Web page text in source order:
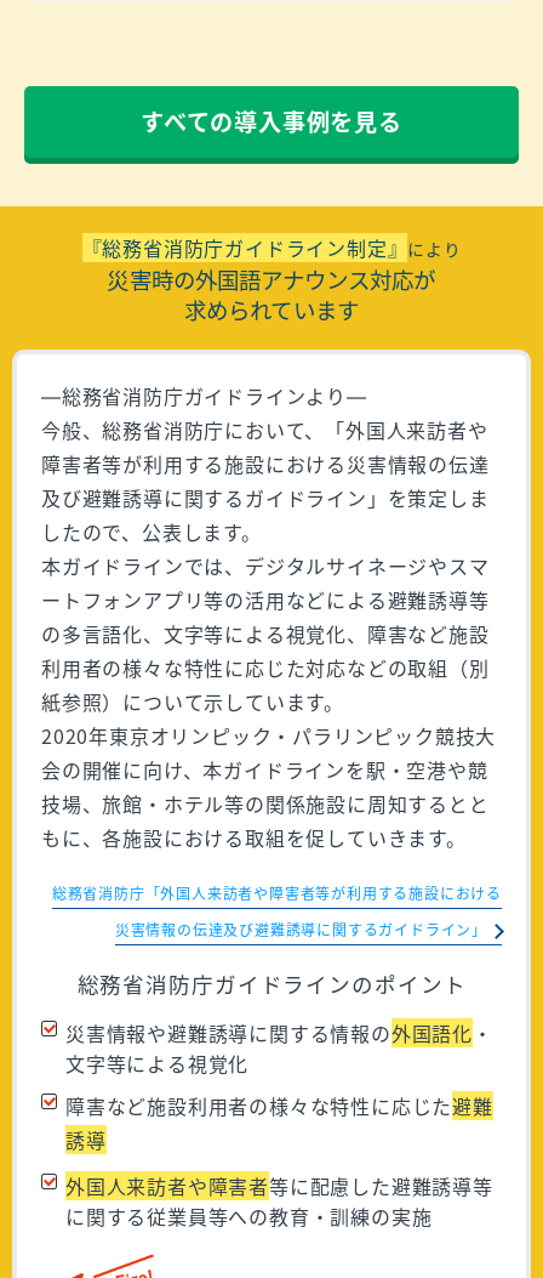
すべての導入事例を見る
『総務省消防庁ガイドライン制定』 により
災害時の外国語アナウンス対応が
求められています
―総務省消防庁ガイドラインより―
今般、総務省消防庁において、「外国人来訪者や
障害者等が利用する施設における災害情報の伝達
及び避難誘導に関するガイドライン」を策定しま
したので、公表します。
本ガイドラインでは、デジタルサイネージやスマ
ートフォンアプリ等の活用などによる避難誘導等
の多言語化、文字等による視覚化、障害など施設
利用者の様々な特性に応じた対応などの取組（別
紙参照）について示しています。
2020年東京オリンピック・パラリンピック競技大
会の開催に向け、本ガイドラインを駅・空港や競
技場、旅館・ホテル等の関係施設に周知するとと
もに、各施設における取組を促していきます。
総務省消防庁「外国人来訪者や障害者等が利用する施設における
災害情報の伝達及び避難誘導に関するガイドライン」
総務省消防庁ガイドラインのポイント
災害情報や避難誘導に関する情報の外国語化 ・
文字等による視覚化
障害など施設利用者の様々な特性に応じた避難
誘導
外国人来訪者や障害者等に配慮した避難誘導等
に関する従業員等への教育・訓練の実施